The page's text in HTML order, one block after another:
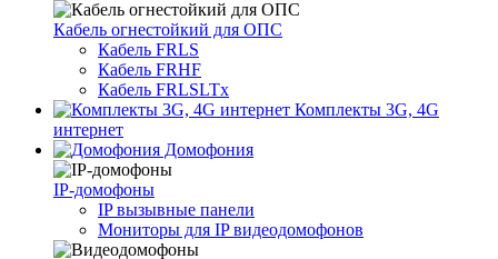
Кабель огнестойкий для ОПС
Кабель FRLS
Кабель FRHF
Кабель FRLSLTx
Комплекты 3G, 4G
интернет
Домофония
IP-домофоны
IP вызывные панели
Мониторы для IP видеодомофонов